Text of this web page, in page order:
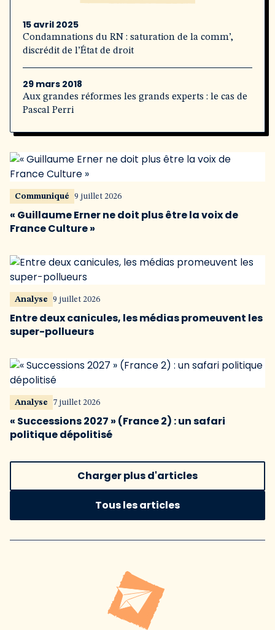
15 avril 2025
Condamnations du RN : saturation de la comm’,
discrédit de l’État de droit
29 mars 2018
Aux grandes réformes les grands experts : le cas de
Pascal Perri
Communiqué 9 juillet 2026
« Guillaume Erner ne doit plus être la voix de
France Culture »
Analyse 9 juillet 2026
Entre deux canicules, les médias promeuvent les
super-pollueurs
Analyse 7 juillet 2026
« Successions 2027 » (France 2) : un safari
politique dépolitisé
Charger plus d'articles
Tous les articles